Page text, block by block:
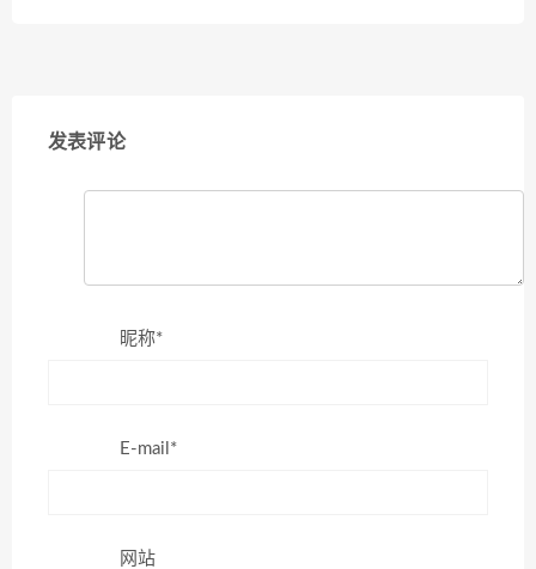
发表评论
昵称*
E-mail*
网站